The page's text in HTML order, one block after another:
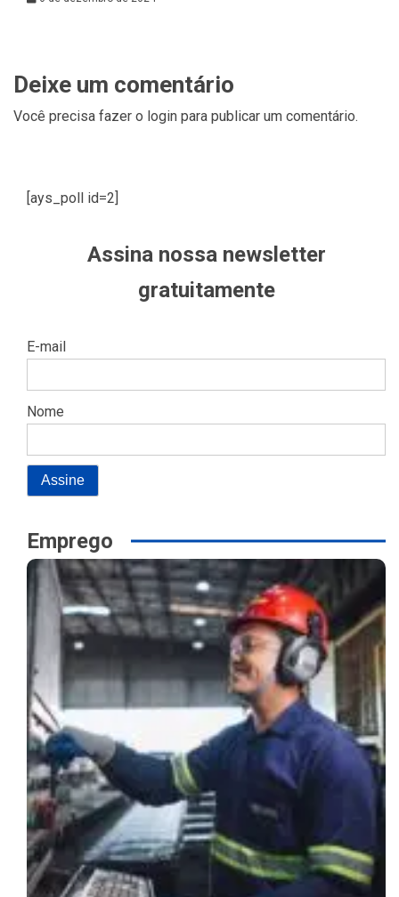
Deixe um comentário
Você precisa fazer o login para publicar um comentário.
[ays_poll id=2]
Assina nossa newsletter
gratuitamente
E-mail
Nome
Emprego